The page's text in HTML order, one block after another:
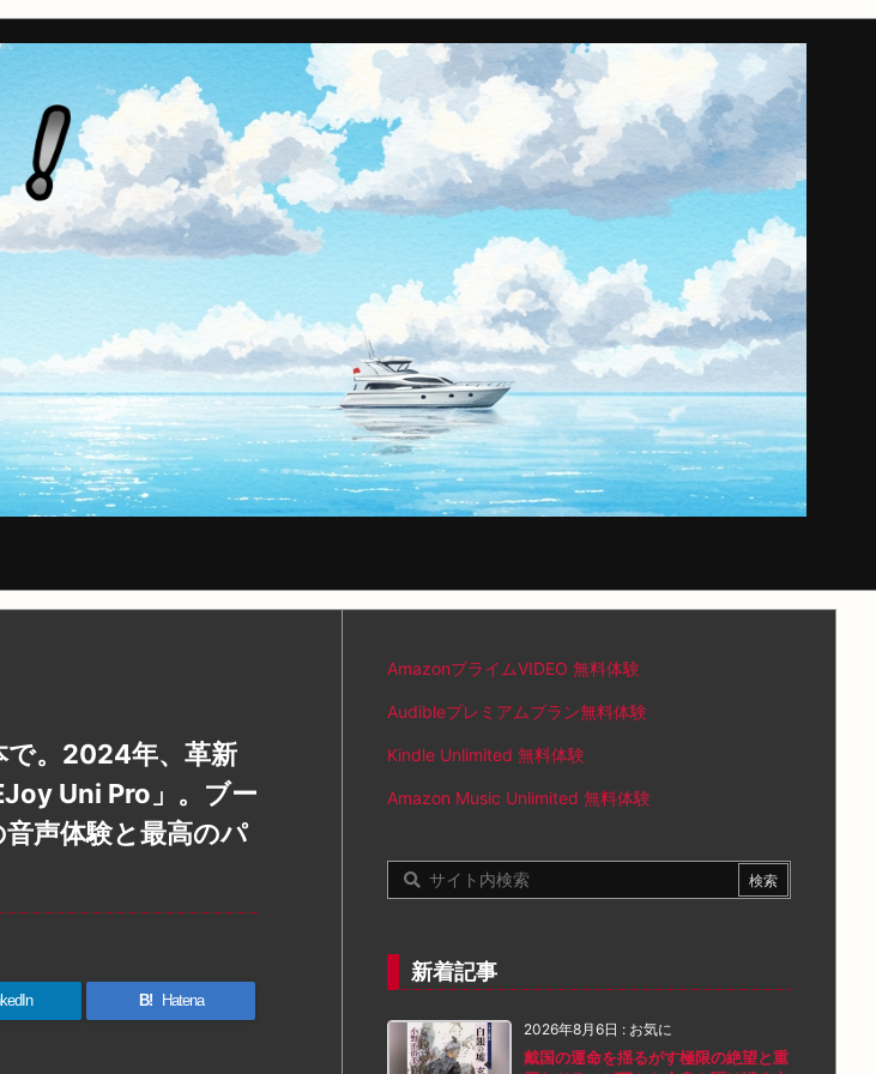
で。2024年、革新
Uni Pro」。ブー
声体験と最高のパ
B! Hatena
AmazonプライムVIDEO 無料体験
Audibleプレミアムプラン無料体験
Kindle Unlimited 無料体験
Amazon Music Unlimited 無料体験
新着記事
2026年8月6日 : お気に
戴国の運命を揺るがす極限の絶望と重